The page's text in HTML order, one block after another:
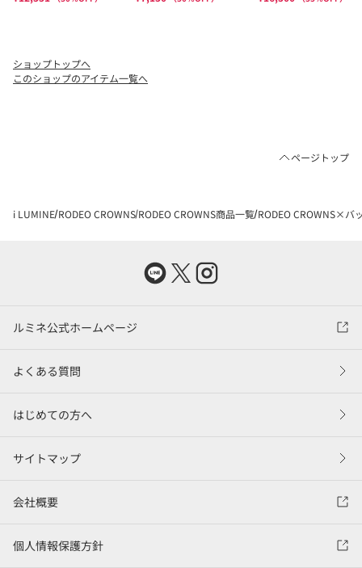
ショップトップへ
このショップのアイテム一覧へ
ページトップ
i LUMINE RODEO CROWNS RODEO CROWNS商品一覧 RODEO CROWNS×バ
ルミネ公式ホームページ
よくある質問
はじめての方へ
サイトマップ
会社概要
個人情報保護方針